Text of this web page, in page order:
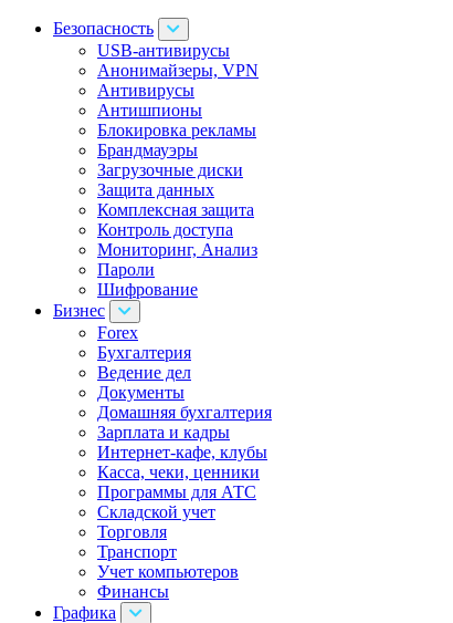
Безопасность
USB-антивирусы
Анонимайзеры, VPN
Антивирусы
Антишпионы
Блокировка рекламы
Брандмауэры
Загрузочные диски
Защита данных
Комплексная защита
Контроль доступа
Мониторинг, Анализ
Пароли
Шифрование
Бизнес
Forex
Бухгалтерия
Ведение дел
Документы
Домашняя бухгалтерия
Зарплата и кадры
Интернет-кафе, клубы
Касса, чеки, ценники
Программы для АТС
Складской учет
Торговля
Транспорт
Учет компьютеров
Финансы
Графика